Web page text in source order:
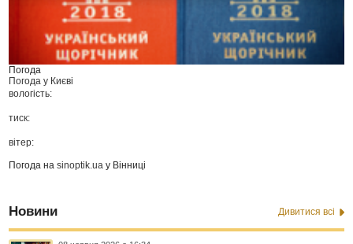
Погода
Погода у Києві
вологість:
тиск:
вітер:
Погода наsinoptik.ua у Вінниці
Новини Дивитися всі